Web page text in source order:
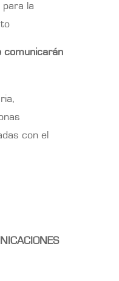
para la
comunicarán
con el